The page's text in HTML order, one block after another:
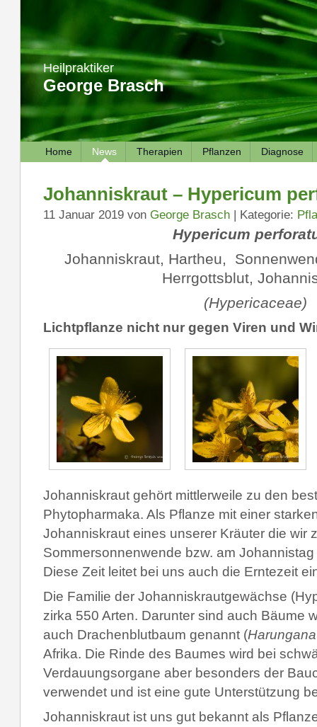
Heilpraktiker
George Brasch
Home News Therapien Pflanzen Diagnose
Johanniskraut – Hypericum
11 Januar 2019 von George Brasch| Kategorie:
Hypericum
Johanniskraut, Hartheu,
Herrgottsblut,
(Hypericaceae)
Lichtpflanze nicht nur gegen Viren und
Johanniskraut gehört mittlerweile zu den
Phytopharmaka. Als Pflanze mit einer
Johanniskraut eines unserer Kräuter die wir
Sommersonnenwende bzw. am
Diese Zeit leitet bei uns auch die Erntezeit
Die Familie der Johanniskrautgewächse
zirka 550 Arten. Darunter sind auch Bäume
auch Drachenblutbaum genannt (
Afrika. Die Rinde des Baumes wird bei
Verdauungsorgane aber besonders der
verwendet und ist eine gute Unterstützung
Johanniskraut ist uns gut bekannt als